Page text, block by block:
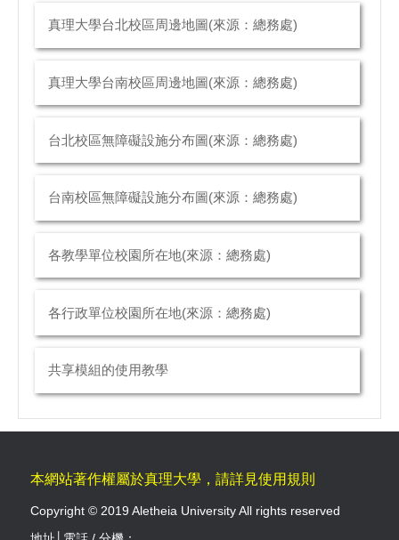
真理大學台北校區周邊地圖(來源：總務處)
真理大學台南校區周邊地圖(來源：總務處)
台北校區無障礙設施分布圖(來源：總務處)
台南校區無障礙設施分布圖(來源：總務處)
各教學單位校園所在地(來源：總務處)
各行政單位校園所在地(來源：總務處)
共享模組的使用教學
本網站著作權屬於真理大學，請詳見使用規則
Copyright © 2019 Aletheia University All rights reserved